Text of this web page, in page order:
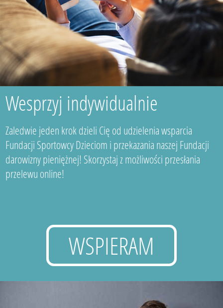
Wesprzyj indywidualnie
Zaledwie jeden krok dzieli Cię od udzielenia wsparcia
Fundacji Sportowcy Dzieciom i przekazania naszej Fundacji
darowizny pieniężnej! Skorzystaj z możliwości przesłania
przelewu online!
WSPIERAM